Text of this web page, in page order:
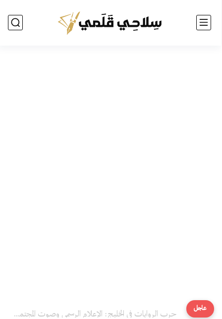
عاجل حرب الروايات في الخليج: الإعلام الرسمي وصوت المجتمع المقموع